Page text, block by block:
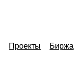
Проекты Биржа